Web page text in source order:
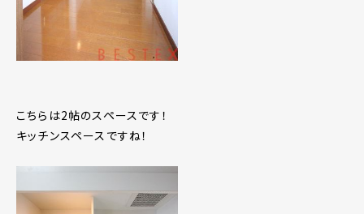
こちらは2帖のスペースです！
キッチンスペースですね！